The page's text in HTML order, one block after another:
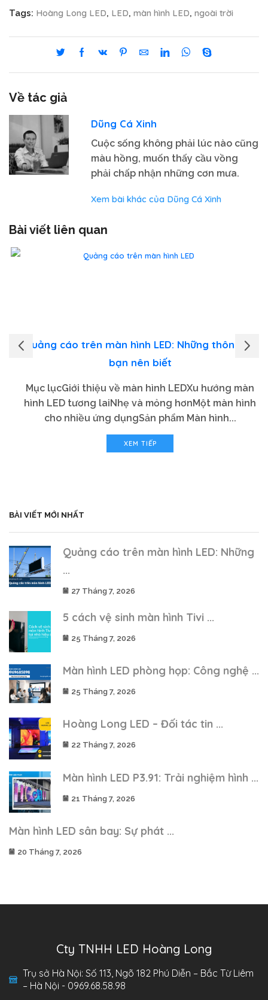
Tags: Hoàng Long LED, LED, màn hình LED, ngoài trời
Về tác giả
Dũng Cá Xinh
Cuộc sống không phải lúc nào cũng
màu hồng, muốn thấy cầu vồng
phải chấp nhận những cơn mưa.
Xem bài khác của Dũng Cá Xinh
Bài viết liên quan
Quảng cáo trên màn hình LED: Những thông tin
bạn nên biết
Mục lụcGiới thiệu về màn hình LEDXu hướng màn
hình LED tương laiNhẹ và mỏng hơnMột màn hình
cho nhiều ứng dụngSản phẩm Màn hình...
XEM TIẾP
BÀI VIẾT MỚI NHẤT
Quảng cáo trên màn hình LED: Những
...
27 Tháng 7, 2026
5 cách vệ sinh màn hình Tivi ...
25 Tháng 7, 2026
Màn hình LED phòng họp: Công nghệ ...
25 Tháng 7, 2026
Hoàng Long LED – Đối tác tin ...
22 Tháng 7, 2026
Màn hình LED P3.91: Trải nghiệm hình ...
21 Tháng 7, 2026
Màn hình LED sân bay: Sự phát ...
20 Tháng 7, 2026
Cty TNHH LED Hoàng Long
Trụ sở Hà Nội: Số 113, Ngõ 182 Phú Diễn – Bắc Từ Liêm
– Hà Nội - 0969.68.58.98